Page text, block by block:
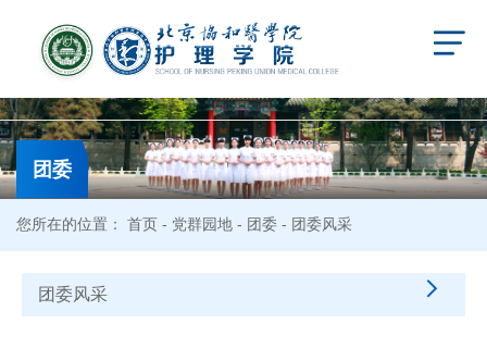
团委
您所在的位置： 首页 - 党群园地 - 团委 - 团委风采
团委风采